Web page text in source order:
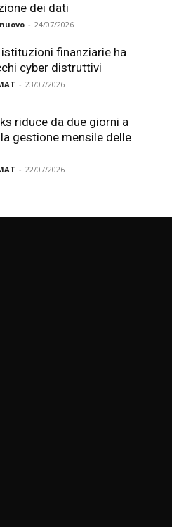
dei dati
- 24/07/2026
istituzioni finanziarie ha
cyber distruttivi
- 23/07/2026
riduce da due giorni a
gestione mensile delle
- 22/07/2026